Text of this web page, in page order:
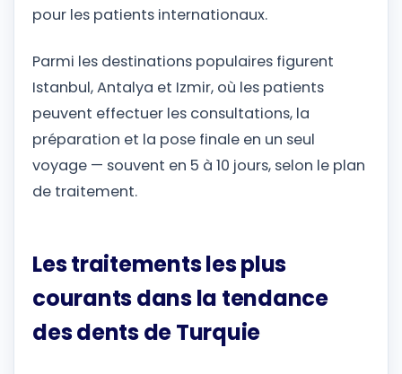
pour les patients internationaux.
Parmi les destinations populaires figurent
Istanbul, Antalya et Izmir, où les patients
peuvent effectuer les consultations, la
préparation et la pose finale en un seul
voyage — souvent en 5 à 10 jours, selon le plan
de traitement.
Les traitements les plus
courants dans la tendance
des dents de Turquie